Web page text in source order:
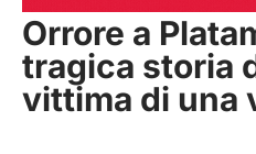
Orrore a
tragica storia
vittima di una